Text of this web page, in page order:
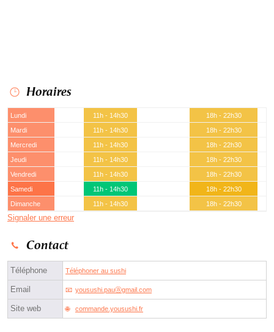
Horaires
Lundi 11h - 14h30
18h - 22h30
Mardi
11h - 14h30
18h - 22h30
Mercredi
11h - 14h30
18h - 22h30
Jeudi
11h - 14h30
18h - 22h30
Vendredi
11h - 14h30
18h - 22h30
Samedi
11h - 14h30
18h - 22h30
Dimanche
11h - 14h30 18h - 22h30
Signaler une erreur
Contact
Téléphone Téléphoner au sushi
Email yousushi.pauⓐgmail.com
Site web commande.yousushi.fr